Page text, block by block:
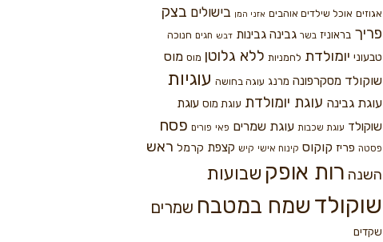
אגוזים אוכל שילדים אוהבים אזני המן בישולים בצק
פריך בראוניז בשר גבינה גבינות דבש חגים חנוכה
טבעוני יומולדת לחמניות ללא גלוטן מוס מוס
שוקולד מסקרפונה מרנג עוגה בחושה עוגיות
עוגת גבינה עוגת יומולדת עוגת מוס עוגת
שוקולד עוגת שכבות עוגת שמרים פאי פורים פסח
פסטה פריז קוקוס קינוח אישי קיש קצפת קרמל ראש
השנה רות אופק שבועות
שוקולד שמח במטבח שמרים
שקדים